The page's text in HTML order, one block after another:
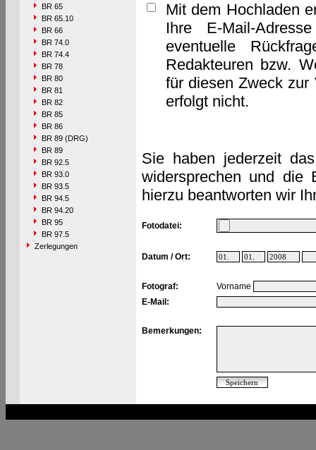
BR 65
BR 65.10
BR 66
BR 74.0
BR 74.4
BR 78
BR 80
BR 81
BR 82
BR 85
BR 86
BR 89 (DRG)
BR 89
BR 92.5
BR 93.0
BR 93.5
BR 94.5
BR 94.20
BR 95
BR 97.5
Zerlegungen
Mit dem Hochladen
Ihre E-Mail-
eventuelle
Redakteuren bzw.
für diesen Zweck zur
erfolgt nicht.
Sie haben jederzeit
widersprechen und die
hierzu beantworten wir
Fotodatei:
Datum / Ort:
Fotograf:
Vorname
E-Mail:
Bemerkungen: